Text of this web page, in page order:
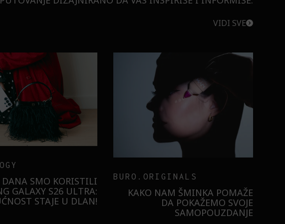
VIDI SVE
BURO.ORIGINALS
BURO. CHOICE: OTKRIJTE NAŠ
IZBOR PROIZVODA U KOJE